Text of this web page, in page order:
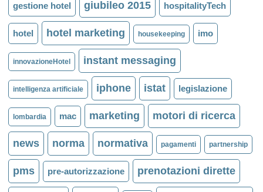
gestione hotel giubileo 2015 hospitalityTech
hotel hotel marketing housekeeping imo
innovazioneHotel instant messaging
intelligenza artificiale iphone istat legislazione
lombardia mac marketing motori di ricerca
news norma normativa pagamenti partnership
pms pre-autorizzazione prenotazioni dirette